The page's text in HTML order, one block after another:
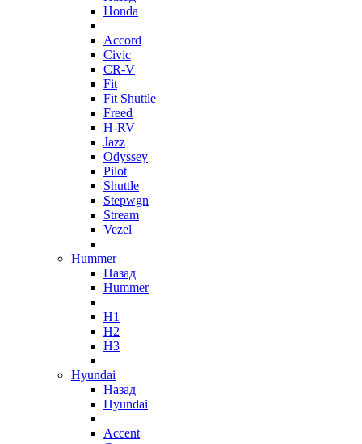
Honda
Accord
Civic
CR-V
Fit
Fit Shuttle
Freed
H-RV
Jazz
Odyssey
Pilot
Shuttle
Stepwgn
Stream
Vezel
Hummer
Назад
Hummer
H1
H2
H3
Hyundai
Назад
Hyundai
Accent